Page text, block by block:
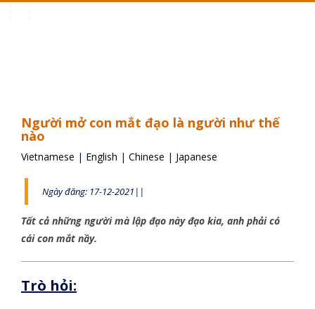
Người mở con mắt đạo là người như thế
nào
Vietnamese | English | Chinese | Japanese
Ngày đăng: 17-12-2021||
Tất cả những người mà lập đạo này đạo kia, anh phải có
cái con mắt nầy.
Trò hỏi: